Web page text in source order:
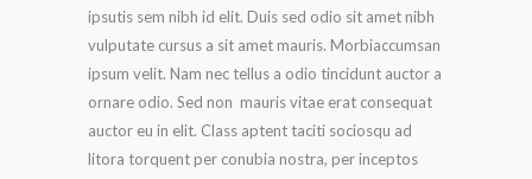
ipsutis sem nibh id elit. Duis sed odio sit amet nibh
vulputate cursus a sit amet mauris. Morbiaccumsan
ipsum velit. Nam nec tellus a odio tincidunt auctor a
ornare odio. Sed non mauris vitae erat consequat
auctor eu in elit. Class aptent taciti sociosqu ad
litora torquent per conubia nostra, per inceptos